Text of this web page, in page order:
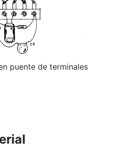
puente de terminales